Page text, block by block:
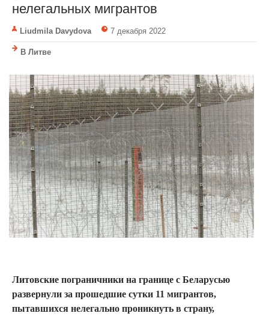
нелегальных мигрантов
Liudmila Davydova 7 декабря 2022
В Литве
Литовские пограничники на границе с Беларусью
развернули за прошедшие сутки 11 мигрантов,
пытавшихся нелегально проникнуть в страну,